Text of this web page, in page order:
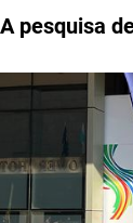
A pesquisa